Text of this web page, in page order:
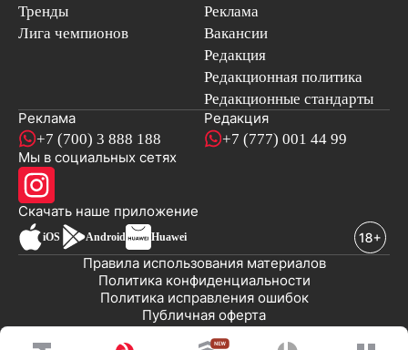
Тренды
Лига чемпионов
Реклама
Вакансии
Редакция
Редакционная политика
Редакционные стандарты
Реклама
+7 (700) 3 888 188
Редакция
+7 (777) 001 44 99
Мы в социальных сетях
Скачать наше приложениеновостей
iOS Android Huawei
Публичная оферта
Политика исправления ошибок
Политика конфиденциальности
Правила использования материалов